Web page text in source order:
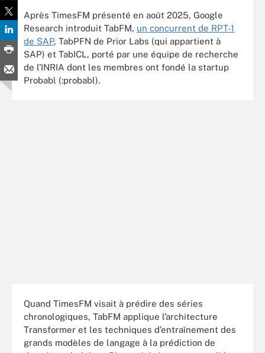
Après TimesFM présenté en août 2025, Google
Research introduit TabFM, un concurrent de RPT-1
de SAP, TabPFN de Prior Labs (qui appartient à
SAP) et TabICL, porté par une équipe de recherche
de l’INRIA dont les membres ont fondé la startup
Probabl (:probabl).
Quand TimesFM visait à prédire des séries
chronologiques, TabFM applique l’architecture
Transformer et les techniques d’entraînement des
grands modèles de langage à la prédiction de